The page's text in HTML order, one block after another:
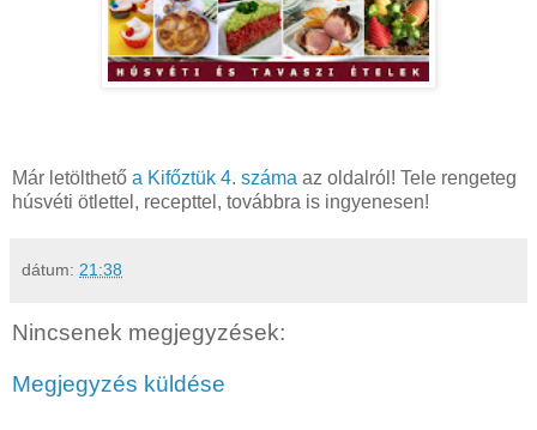
Már letölthető a Kifőztük 4. száma az oldalról! Tele rengeteg
húsvéti ötlettel, recepttel, továbbra is ingyenesen!
dátum: 21:38
Nincsenek megjegyzések:
Megjegyzés küldése